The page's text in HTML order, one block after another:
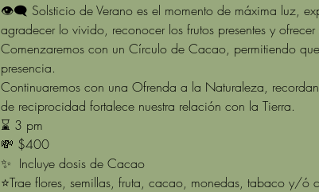
👁‍🗨 Solsticio de Verano es el momento de máxima luz,
agradecer lo vivido, reconocer los frutos presentes y
Comenzaremos con un Círculo de Cacao, permitiendo
presencia.
Continuaremos con una Ofrenda a la Naturaleza,
de reciprocidad fortalece nuestra relación con la Tierra.
⌛ 3 pm
💸 $400
✨  Incluye dosis de Cacao
⭐Trae flores, semillas, fruta, cacao, monedas, tabaco y/ó